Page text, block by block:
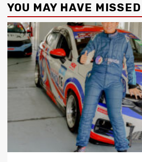
YOU MAY HAVE MISSED